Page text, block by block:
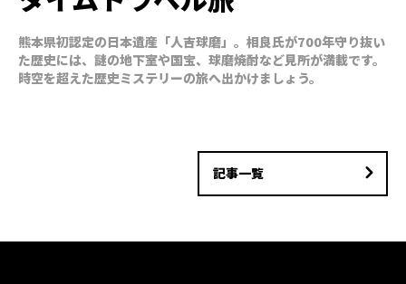
熊本県初認定の日本遺産「人吉球磨」。相良氏が700年守り抜い
た歴史には、謎の地下室や国宝、球磨焼酎など見所が満載です。
時空を超えた歴史ミステリーの旅へ出かけましょう。
記事一覧